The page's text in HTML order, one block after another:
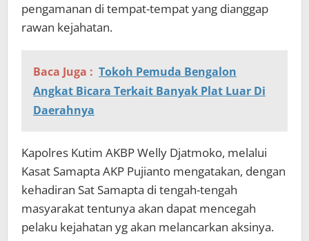
pengamanan di tempat-tempat yang dianggap
rawan kejahatan.
Baca Juga : Tokoh Pemuda Bengalon
Angkat Bicara Terkait Banyak Plat Luar Di
Daerahnya
Kapolres Kutim AKBP Welly Djatmoko, melalui
Kasat Samapta AKP Pujianto mengatakan, dengan
kehadiran Sat Samapta di tengah-tengah
masyarakat tentunya akan dapat mencegah
pelaku kejahatan yg akan melancarkan aksinya.